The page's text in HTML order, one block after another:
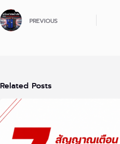
PREVIOUS
Related Posts